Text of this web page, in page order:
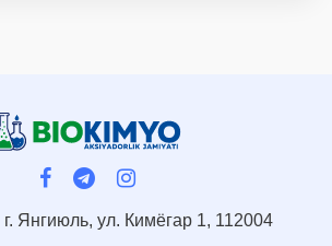
г. Янгиюль, ул. Кимёгар 1, 112004